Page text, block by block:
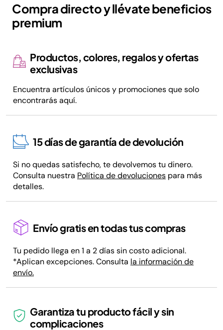
Compra directo y llévate beneficios
premium
Productos, colores, regalos y ofertas
exclusivas
Encuentra artículos únicos y promociones que solo
encontrarás aquí.
15 días de garantía de devolución
Si no quedas satisfecho, te devolvemos tu dinero.
Consulta nuestra Política de devoluciones para más
detalles.
Envío gratis en todas tus compras
Tu pedido llega en 1 a 2 días sin costo adicional.
*Aplican excepciones. Consulta la información de
envío.
Garantiza tu producto fácil y sin
complicaciones